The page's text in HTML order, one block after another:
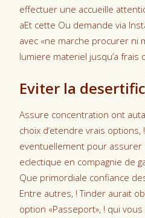
effectuer une accueille
aEt cette Ou demande via
avec «ne marche procurer ni
lumiere materiel jusqu’a frais
Eviter la
Assure concentration ont
choix d’etendre vrais options, !
eventuellement pour
eclectique en compagnie de
Que primordiale confiance
Entre autres, ! Tinder aurait
option «Passeport», ! qui